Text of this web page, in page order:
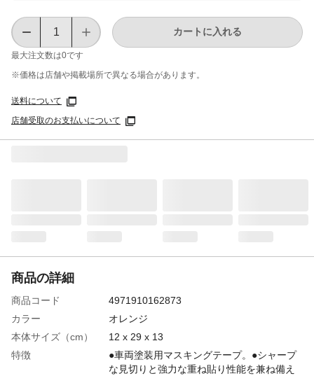
最大注文数は0です
カートに入れる
※価格は​店舗や​掲載場所で​異なる​場合が​あります。
送料について
店舗受取のお支払いについて
商品の詳細
商品コード
4971910162873
カラー
オレンジ
本体サイズ（cm）
12 x 29 x 13
特徴
●車両塗装用マスキングテープ。●シャープ
な見切りと強力な重ね貼り性能を兼ね備え